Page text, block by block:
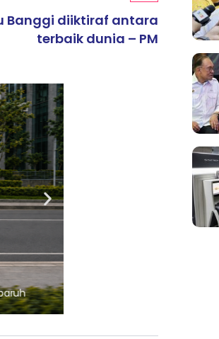
Banggi diiktiraf antara
terbaik dunia – PM